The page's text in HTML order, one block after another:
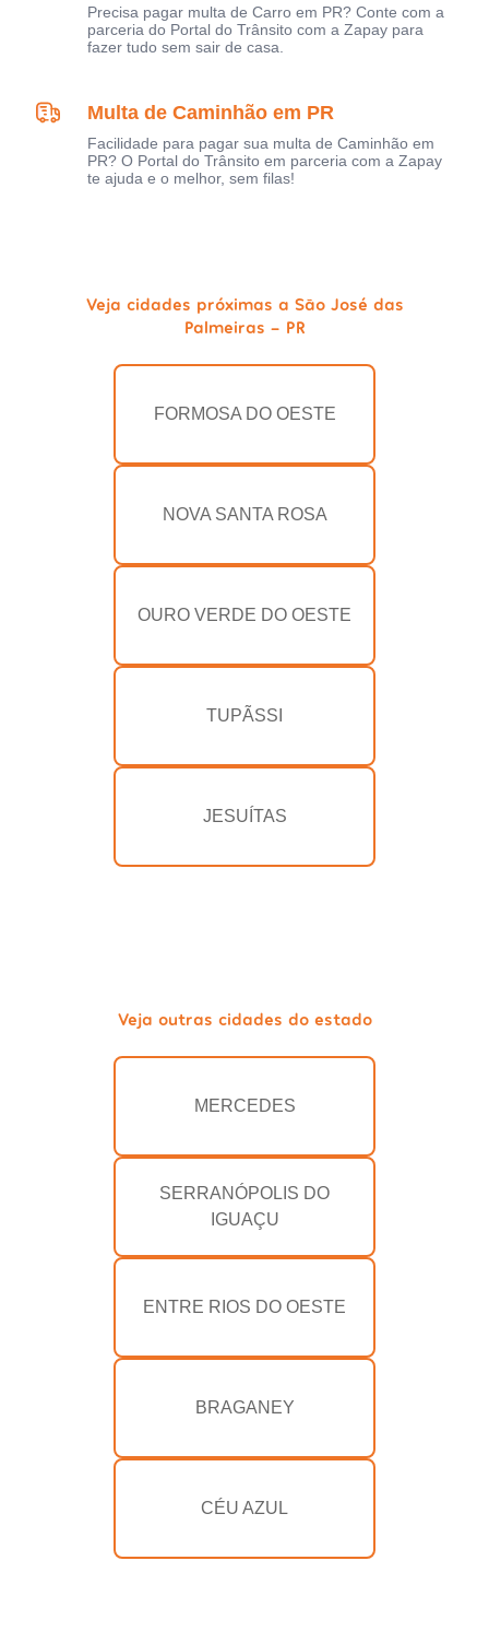
Precisa pagar multa de Carro em PR? Conte com a
parceria do Portal do Trânsito com a Zapay para
fazer tudo sem sair de casa.
Multa de Caminhão em PR
Facilidade para pagar sua multa de Caminhão em
PR? O Portal do Trânsito em parceria com a Zapay
te ajuda e o melhor, sem filas!
Veja cidades próximas a São José das
Palmeiras - PR
FORMOSA DO OESTE
NOVA SANTA ROSA
OURO VERDE DO OESTE
TUPÃSSI
JESUÍTAS
Veja outras cidades do estado
MERCEDES
SERRANÓPOLIS DO
IGUAÇU
ENTRE RIOS DO OESTE
BRAGANEY
CÉU AZUL